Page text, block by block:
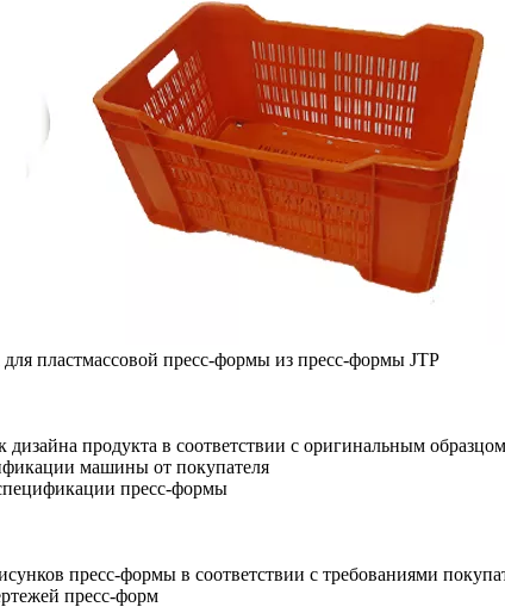
для пластмассовой пресс-формы из пресс-формы JTP
дизайна продукта в соответствии с оригинальным
машины от покупателя
пресс-формы
пресс-формы в соответствии с требованиями
пресс-форм